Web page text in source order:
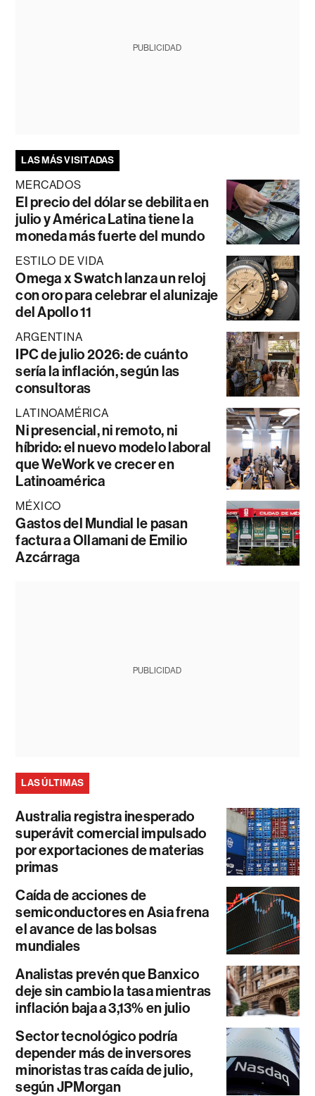
PUBLICIDAD
LAS MÁS VISITADAS
MERCADOS
El precio del dólar se debilita en
julio y América Latina tiene la
moneda más fuerte del mundo
ESTILO DE VIDA
Omega x Swatch lanza un reloj
con oro para celebrar el alunizaje
del Apollo 11
ARGENTINA
IPC de julio 2026: de cuánto
sería la inflación, según las
consultoras
LATINOAMÉRICA
Ni presencial, ni remoto, ni
híbrido: el nuevo modelo laboral
que WeWork ve crecer en
Latinoamérica
MÉXICO
Gastos del Mundial le pasan
factura a Ollamani de Emilio
Azcárraga
PUBLICIDAD
LAS ÚLTIMAS
Australia registra inesperado
superávit comercial impulsado
por exportaciones de materias
primas
Caída de acciones de
semiconductores en Asia frena
el avance de las bolsas
mundiales
Analistas prevén que Banxico
deje sin cambio la tasa mientras
inflación baja a 3,13% en julio
Sector tecnológico podría
depender más de inversores
minoristas tras caída de julio,
según JPMorgan